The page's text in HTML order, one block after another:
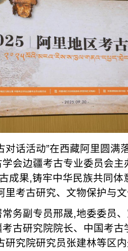
对话活动”在西藏阿里圆满
会边疆考古专业委员会
成果,铸牢中华民族共同体
里考古研究、文物保护与
务副专员邢晟,地委委员
古研究院院长、中国考
研究院研究员张建林等区